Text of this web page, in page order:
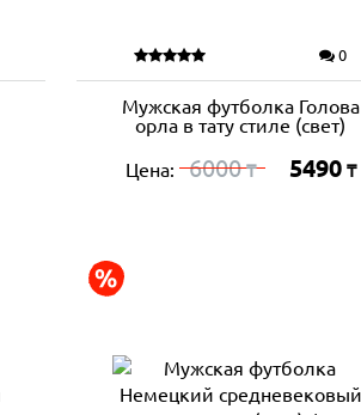
0
Мужская футболка Голова
орла в тату стиле (свет)
Цена: 6000₸ 5490 ₸